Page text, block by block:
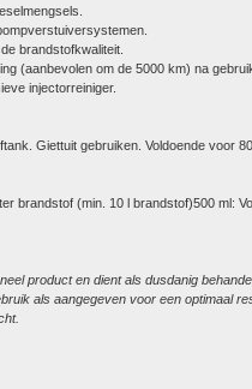
brandstofkwaliteit.
(aanbevolen om de 5000 km) na
injectorreiniger.
Giettuit gebruiken. Voldoende voor
brandstof (min. 10 l brandstof)500 ml:
product en dient als dusdanig
als aangegeven voor een optimaal